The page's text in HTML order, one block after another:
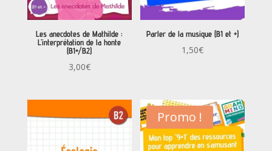
Les anecdotes de Mathilde :
L’interprétation de la honte
(B1+/B2)
3,00€
Parler de la musique (B1 et +)
1,50€
Promo !